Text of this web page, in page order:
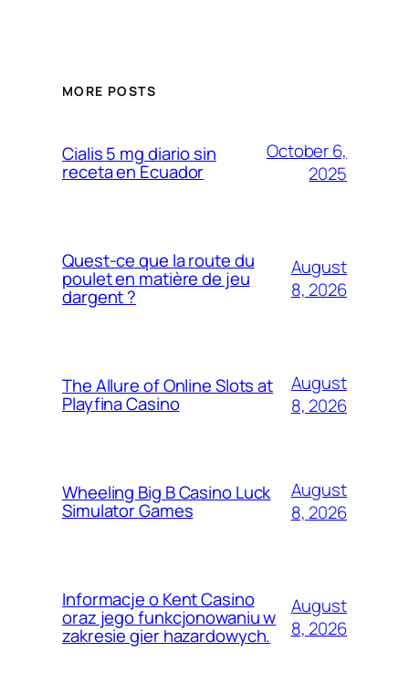
MORE POSTS
Cialis 5 mg diario sin
receta en Ecuador
October 6,
2025
Quest-ce que la route du
poulet en matière de jeu
dargent ?
August
8, 2026
The Allure of Online Slots at
Playfina Casino
August
8, 2026
Wheeling Big B Casino Luck
Simulator Games
August
8, 2026
Informacje o Kent Casino
oraz jego funkcjonowaniu w
zakresie gier hazardowych.
August
8, 2026